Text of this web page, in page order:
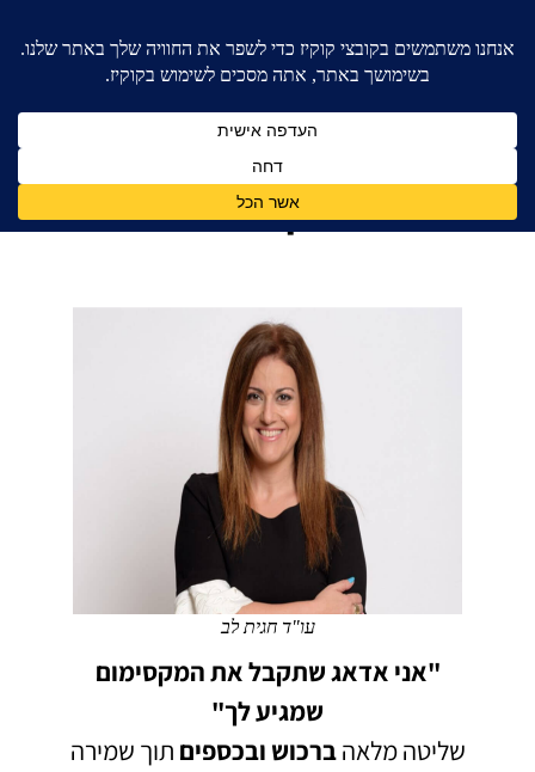
גיל, טל והריון לא רצוי
גיל, טל והריון לא רצוי
עו"ד חגית לב
"אני אדאג שתקבל את המקסימום
שמגיע לך"
שליטה מלאהברכוש ובכספים תוך שמירה